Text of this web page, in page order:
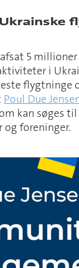
5 millioner
i
flygtninge
Poul Due
kan søges
og foreninger.